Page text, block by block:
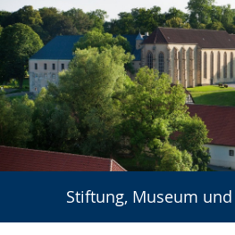
Stiftung, Museum